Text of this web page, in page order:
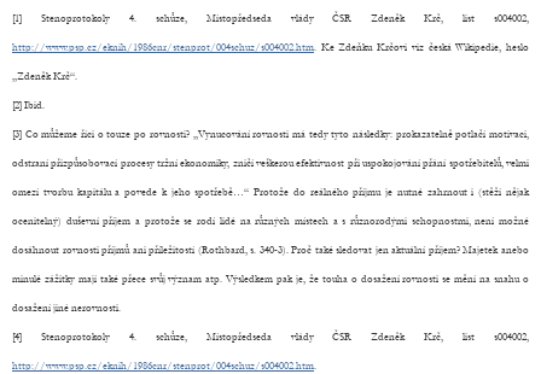
[1] Stenoprotokoly 4. schůze, Místopředseda vlády ČSR Zdeněk Krč, list s004002,
http://www.psp.cz/eknih/1986cnr/stenprot/004schuz/s004002.htm. Ke Zdeňku Krčovi viz česká Wikipedie, heslo
„Zdeněk Krč“.
[2] Ibid.
[3] Co můžeme říci o touze po rovnosti? „Vynucování rovnosti má tedy tyto následky: prokazatelně potlačí motivaci,
odstraní přizpůsobovací procesy tržní ekonomiky, zničí veškerou efektivnost při uspokojování přání spotřebitelů, velmi
omezí tvorbu kapitálu a povede k jeho spotřebě…“ Protože do reálného příjmu je nutné zahrnout i (stěží nějak
ocenitelný) duševní příjem a protože se rodí lidé na různých místech a s různorodými schopnostmi, není možné
dosáhnout rovnosti příjmů ani příležitostí (Rothbard, s. 340-3). Proč také sledovat jen aktuální příjem? Majetek anebo
minulé zážitky mají také přece svůj význam atp. Výsledkem pak je, že touha o dosažení rovnosti se mění na snahu o
dosažení jiné nerovnosti.
[4] Stenoprotokoly 4. schůze, Místopředseda vlády ČSR Zdeněk Krč, list s004002,
http://www.psp.cz/eknih/1986cnr/stenprot/004schuz/s004002.htm.